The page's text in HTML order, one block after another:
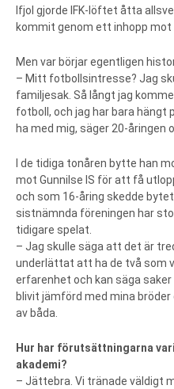
Ifjol gjorde IFK-löftet åtta
kommit genom ett inhopp mot
Men var börjar egentligen
– Mitt fotbollsintresse? Jag
familjesak. Så långt jag
fotboll, och jag har bara hängt
ha med mig, säger 20-åringen
I de tidiga tonåren bytte han
mot Gunnilse IS för att få
och som 16-åring skedde bytet
sistnämnda föreningen har
tidigare spelat.
– Jag skulle säga att det är
underlättat att ha de två som
erfarenhet och kan säga
blivit jämförd med mina
av båda.
Hur har förutsättningarna
akademi?
– Jättebra. Vi tränade väldigt